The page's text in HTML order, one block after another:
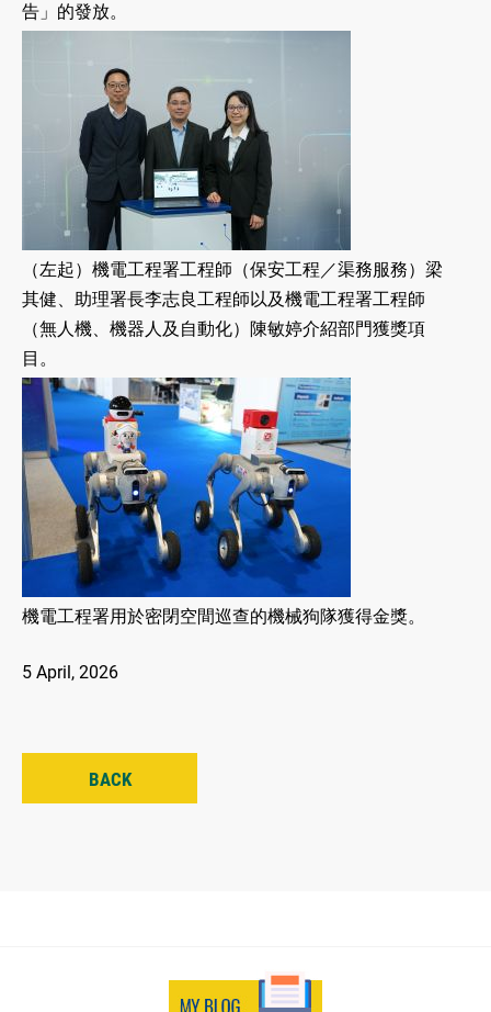
告」的發放。
（左起）機電工程署工程師（保安工程／渠務服務）梁
其健、助理署長李志良工程師以及機電工程署工程師
（無人機、機器人及自動化）陳敏婷介紹部門獲獎項
目。
機電工程署用於密閉空間巡查的機械狗隊獲得金獎。
5 April, 2026
BACK